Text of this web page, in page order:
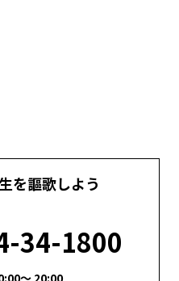
を謳歌しよう
34-1800
～ 20:00